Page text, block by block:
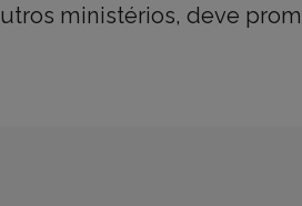
ministérios, deve